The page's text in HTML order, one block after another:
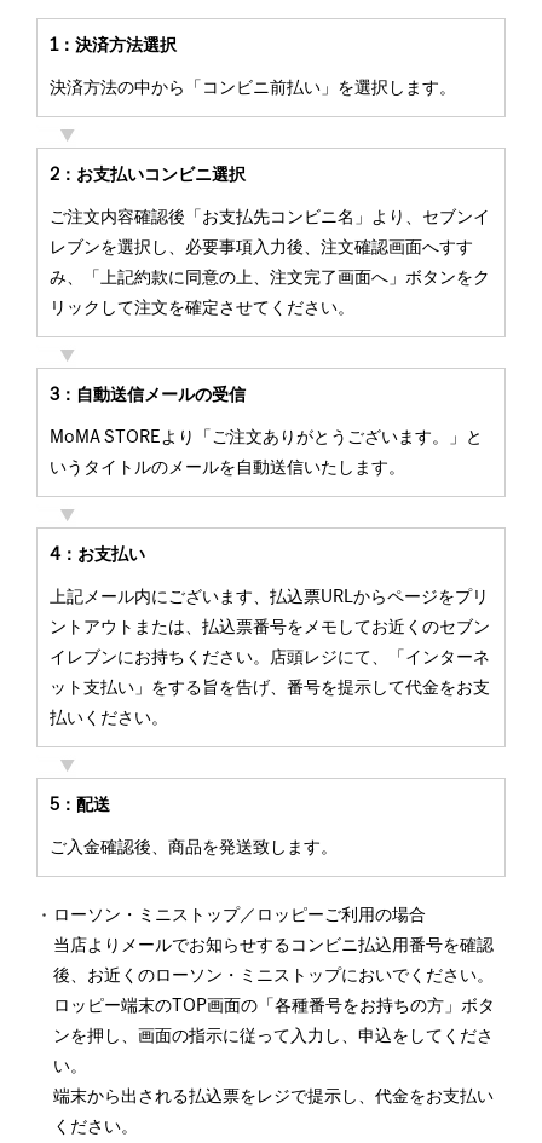
1：決済方法選択
決済方法の中から「コンビニ前払い」を選択します。
2：お支払いコンビニ選択
ご注文内容確認後「お支払先コンビニ名」より、セブンイ
レブンを選択し、必要事項入力後、注文確認画面へすす
み、「上記約款に同意の上、注文完了画面へ」ボタンをク
リックして注文を確定させてください。
3：自動送信メールの受信
MoMA STOREより「ご注文ありがとうございます。」と
いうタイトルのメールを自動送信いたします。
4：お支払い
上記メール内にございます、払込票URLからページをプリ
ントアウトまたは、払込票番号をメモしてお近くのセブン
イレブンにお持ちください。店頭レジにて、「インターネ
ット支払い」をする旨を告げ、番号を提示して代金をお支
払いください。
5：配送
ご入金確認後、商品を発送致します。
ローソン・ミニストップ／ロッピーご利用の場合
当店よりメールでお知らせするコンビニ払込用番号を確認
後、お近くのローソン・ミニストップにおいでください。
ロッピー端末のTOP画面の「各種番号をお持ちの方」ボタ
ンを押し、画面の指示に従って入力し、申込をしてくださ
い。
端末から出される払込票をレジで提示し、代金をお支払い
ください。